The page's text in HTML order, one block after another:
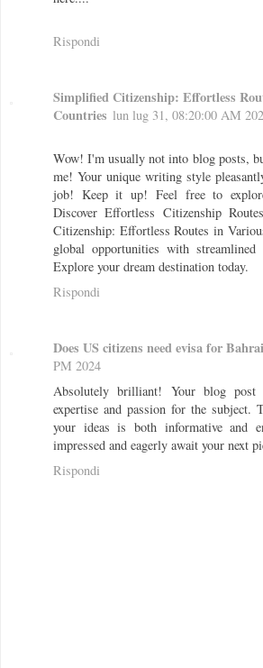
Rispondi
Simplified Citizenship: Effortless
Countries lun lug 31, 08:20:00 AM
Wow! I'm usually not into blog posts,
me! Your unique writing style
job! Keep it up! Feel free to
Discover Effortless Citizenship
Citizenship: Effortless Routes in
global opportunities with streamlined
Explore your dream destination today.
Rispondi
Does US citizens need evisa for
PM 2024
Absolutely brilliant! Your blog
expertise and passion for the subject.
your ideas is both informative and
impressed and eagerly await your next
Rispondi